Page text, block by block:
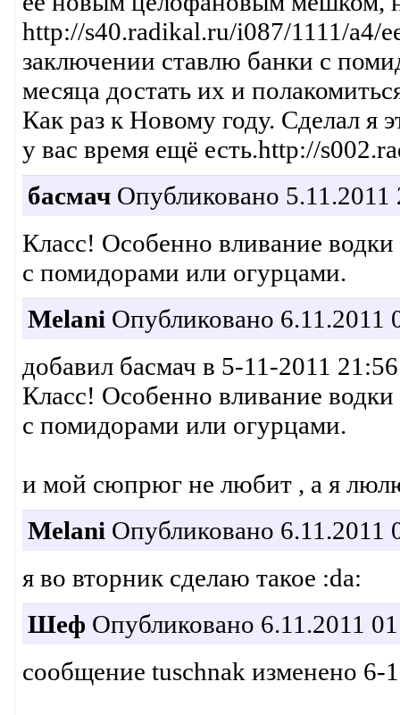
http://s40.radikal.ru/i087/1111/a4/
заключении ставлю банки с
месяца достать их и
Как раз к Новому году. Сделал я
у вас время ещё есть.http://
басмачОпубликовано 5.11.2011
Класс! Особенно вливание
с помидорами или огурцами.
Melani Опубликовано 6.11.2011
добавил басмач в 5-11-2011
Класс! Особенно вливание
с помидорами или огурцами.
и мой сюпрюг не любит , а я
Melani Опубликовано 6.11.2011
я во вторник сделаю такое :da:
Шеф Опубликовано 6.11.2011
сообщение tuschnak изменено 6-